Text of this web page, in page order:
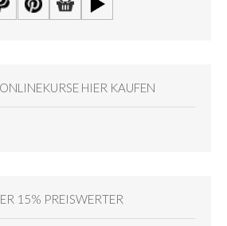
HIER KAUFEN
15% PREISWERTER